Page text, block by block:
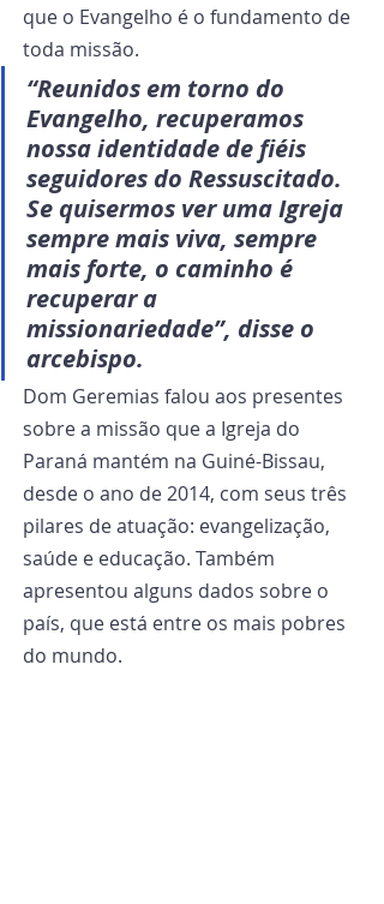
que o Evangelho é o fundamento de
toda missão.
“Reunidos em torno do
Evangelho, recuperamos
nossa identidade de fiéis
seguidores do Ressuscitado.
Se quisermos ver uma Igreja
sempre mais viva, sempre
mais forte, o caminho é
recuperar a
missionariedade”, disse o
arcebispo.
Dom Geremias falou aos presentes
sobre a missão que a Igreja do
Paraná mantém na Guiné-Bissau,
desde o ano de 2014, com seus três
pilares de atuação: evangelização,
saúde e educação. Também
apresentou alguns dados sobre o
país, que está entre os mais pobres
do mundo.